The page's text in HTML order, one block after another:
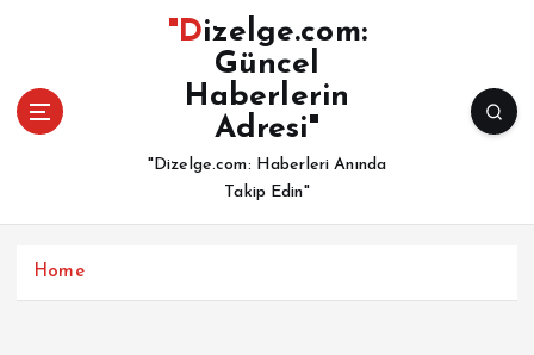
"Dizelge.com:
Güncel
Haberlerin
Adresi"
"Dizelge.com: Haberleri Anında
Takip Edin"
Home